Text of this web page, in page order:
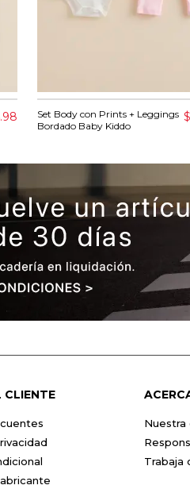
Set Body con Prints + Leggings
Bordado Baby Kiddo
CLIENTE
Nuestra
Trabaja